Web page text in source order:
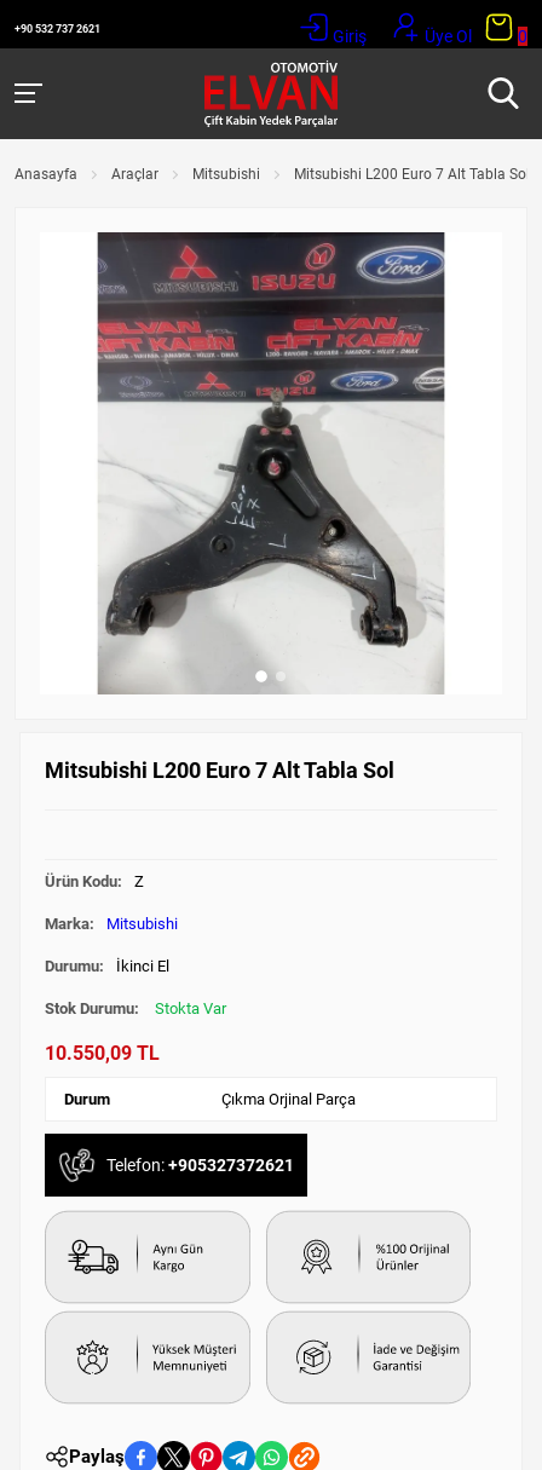
+90 532 737 2621 Giriş Üye Ol 0
Anasayfa Araçlar Mitsubishi Mitsubishi L200 Euro 7 Alt Tabla Sol
Mitsubishi L200 Euro 7 Alt Tabla Sol
Ürün Kodu: Z
Marka: Mitsubishi
Durumu: İkinci El
Stok Durumu: Stokta Var
10.550,09 TL
Durum Çıkma Orjinal Parça
Telefon:+905327372621
Paylaş